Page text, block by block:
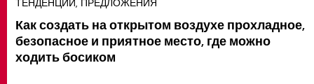
ТЕНДЕНЦИИ, ПРЕДЛОЖЕНИЯ
Как создать на открытом воздухе прохладное,
безопасное и приятное место, где можно
ходить босиком